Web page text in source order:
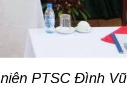
PTSC Đình Vũ